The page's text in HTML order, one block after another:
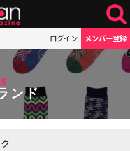
ログイン メンバー登録
ンド